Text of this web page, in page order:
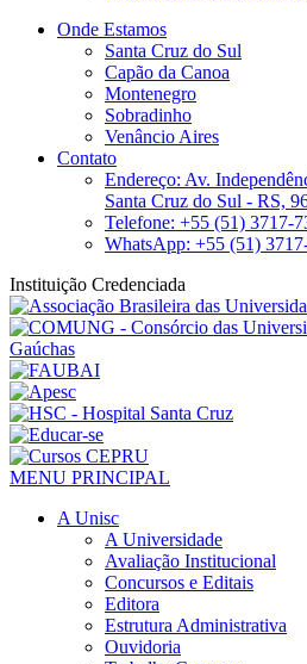
Onde Estamos
Santa Cruz do Sul
Capão da Canoa
Montenegro
Sobradinho
Venâncio Aires
Contato
Endereço: Av.
Santa Cruz do Sul - RS,
Telefone: +55 (51) 3717-
WhatsApp: +55 (51)
Instituição Credenciada
MENU PRINCIPAL
A Unisc
A Universidade
Avaliação Institucional
Concursos e Editais
Editora
Estrutura Administrativa
Ouvidoria